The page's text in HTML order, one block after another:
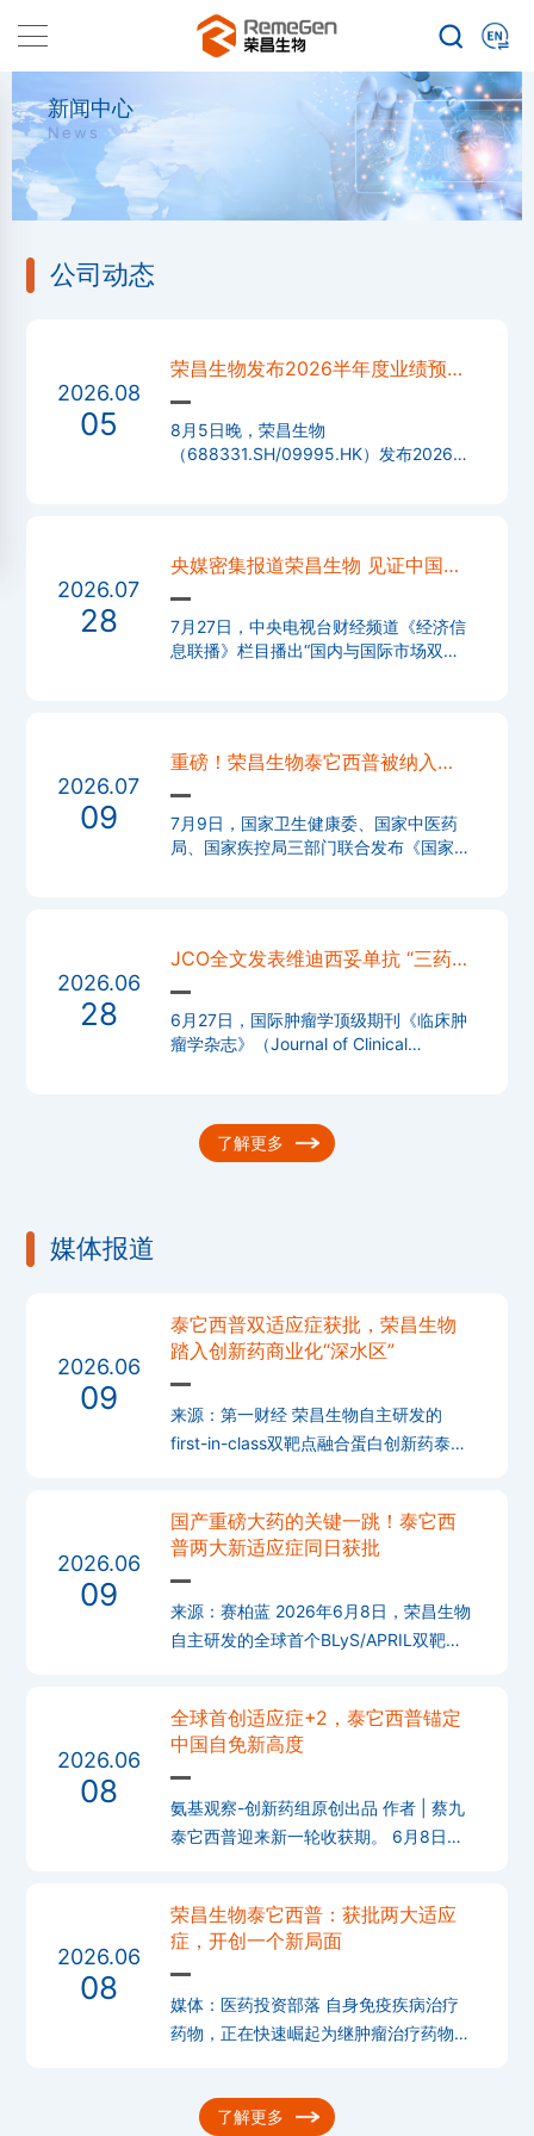
新闻中心
News
公司动态
2026.08
05
荣昌生物发布2026半年度业绩预
告：营收约58.5亿元增幅433%，盈
利约47亿元同比扭亏为盈
8月5日晚，荣昌生物
（688331.SH/09995.HK）发布2026年
实现归母
2026.07
28
央媒密集报道荣昌生物 见证中国创
新药产业向上的力量
7月27日，中央电视台财经频道《经济信
息联播》栏目播出“国内与国际市场双轮
2026.07
09
重磅！荣昌生物泰它西普被纳入
《国家基本药物目录（2026年
版）》
7月9日，国家卫生健康委、国家中医药
局、国家疾控局三部门联合发布《国家基
2026.06
28
JCO全文发表维迪西妥单抗 “三药联
合”（RCTS）方案一线治疗胃癌研
究成果
6月27日，国际肿瘤学顶级期刊《临床肿
瘤学杂志》（Journal of Clinical
表达晚期胃
了解更多
媒体报道
2026.06
09
泰它西普双适应症获批，荣昌生物
踏入创新药商业化“深水区”
来源：第一财经 荣昌生物自主研发的
first-in-class双靶点融合蛋白创新药泰它
（SjD）和IgA肾病（IgAN）的上市申请
（BLA）
2026.06
09
国产重磅大药的关键一跳！泰它西
普两大新适应症同日获批
来源：赛柏蓝 2026年6月8日，荣昌生物
自主研发的全球首个BLyS/APRIL双靶点
式获批。至此，泰它西普成为拥
2026.06
08
全球首创适应症+2，泰它西普锚定
中国自免新高度
氨基观察-创新药组原创出品 作者 | 蔡九
泰它西普迎来新一轮收获期。 6月8日，
着，泰它西普强势开
2026.06
08
荣昌生物泰它西普：获批两大适应
症，开创一个新局面
媒体：医药投资部落 自身免疫疾病治疗
药物，正在快速崛起为继肿瘤治疗药物之
重构——多靶点、多
了解更多